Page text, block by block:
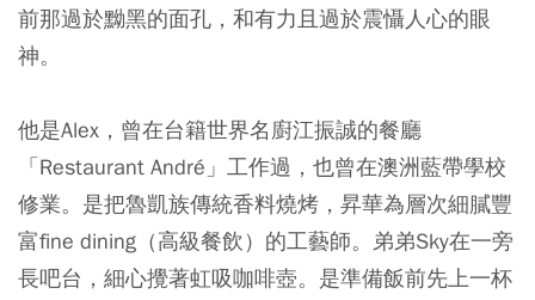
前那過於黝黑的面孔，和有力且過於震懾人心的眼
神。
他是Alex，曾在台籍世界名廚江振誠的餐廳
「Restaurant André」工作過，也曾在澳洲藍帶學校
修業。是把魯凱族傳統香料燒烤，昇華為層次細膩豐
富fine dining（高級餐飲）的工藝師。弟弟Sky在一旁
長吧台，細心攪著虹吸咖啡壺。是準備飯前先上一杯